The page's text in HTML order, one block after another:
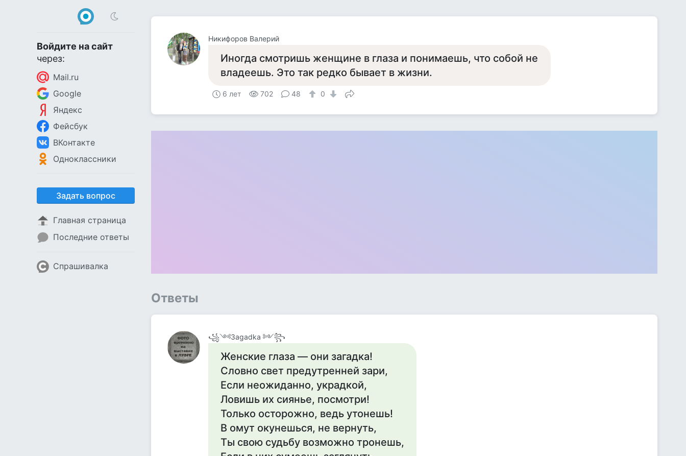
Войдите на сайт
через:
Mail.ru
Google
Яндекс
Фейсбук
ВКонтакте
Одноклассники
Задать вопрос
Главная страница
Последние ответы
Спрашивалка
Никифоров Валерий
Иногда смотришь женщине в глаза и понимаешь, что собой не
владеешь. Это так редко бывает в жизни.
6 лет 702 48 0
Ответы
꧁༺Зagadka ༻꧂
Женские глаза — они загадка!
Словно свет предутренней зари,
Если неожиданно, украдкой,
Ловишь их сиянье, посмотри!
Только осторожно, ведь утонешь!
В омут окунешься, не вернуть,
Ты свою судьбу возможно тронешь,